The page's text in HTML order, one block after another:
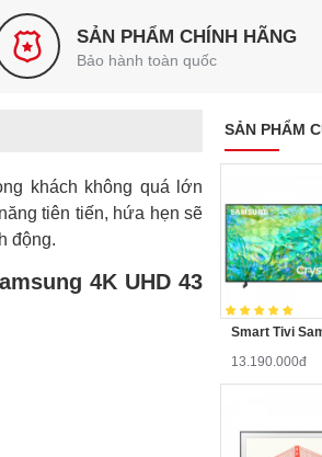
SẢN PHẨM CHÍNH HÃNG
Bảo hành toàn quốc
khách không quá lớn
tiên tiến, hứa hẹn sẽ
động.
4K UHD 43
SẢN PHẨM
13.190.000đ